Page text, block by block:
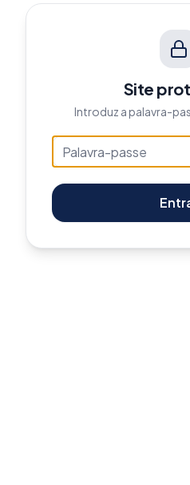
Site
Introduz a palavra-